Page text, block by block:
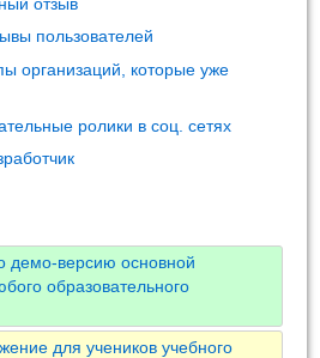
отзыв
пользователей
организаций, которые уже
ролики в соц. сетях
демо-версию основной
образовательного
для учеников учебного